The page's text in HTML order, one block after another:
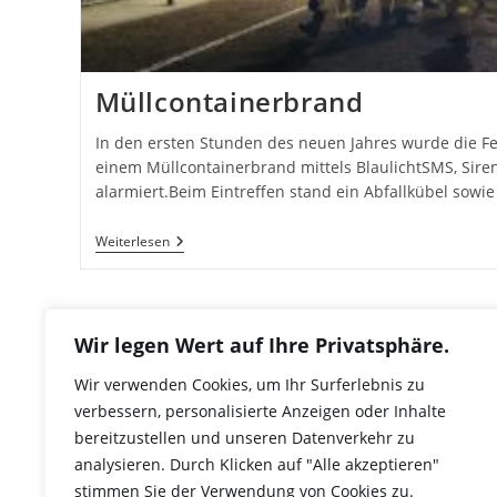
Wir legen Wert auf Ihre Privatsphäre.
Wir verwenden Cookies, um Ihr Surferlebnis zu
verbessern, personalisierte Anzeigen oder Inhalte
bereitzustellen und unseren Datenverkehr zu
analysieren. Durch Klicken auf "Alle akzeptieren"
stimmen Sie der Verwendung von Cookies zu.
Müllcontainerbrand
In den ersten Stunden des neuen Jahres wurde die
einem Müllcontainerbrand mittels BlaulichtSMS,
alarmiert.Beim Eintreffen stand ein Abfallkübel
WeiterlesenMüllcontainerbrand
Copyright 2026 - FF Grödig